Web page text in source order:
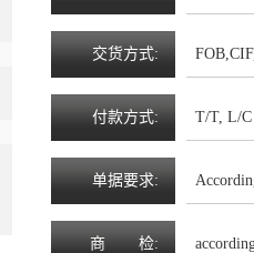
交货方式:
付款方式: T/T, L/C
单据要求:
商 检: